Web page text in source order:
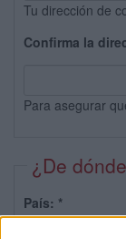
Tu dirección de
Confirma la
Para asegurar
¿De
País: *